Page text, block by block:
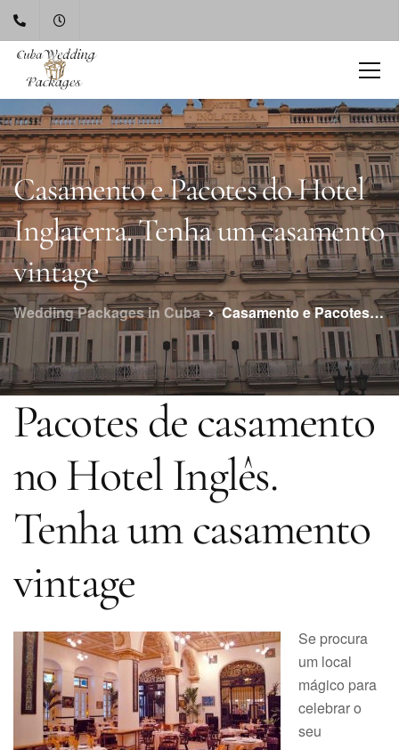
Casamento e Pacotes do Hotel
Inglaterra. Tenha um casamento
vintage
Wedding Packages in Cuba Casamento e Pacotes do Hotel Inglaterra. Tenha um casamento vintage
Pacotes de casamento
no Hotel Inglês.
Tenha um casamento
vintage
Se procura
um local
mágico para
celebrar o
seu